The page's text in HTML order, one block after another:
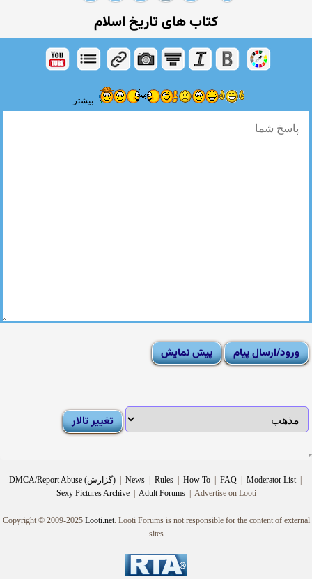
کتاب های تاریخ اسلام
بیشتر...
DMCA/Report Abuse (گزارش) | News | Rules | How To | FAQ | Moderator List |
Sexy Pictures Archive | Adult Forums |Advertise on Looti
Copyright © 2009-2025 Looti.net. Looti Forums is not responsible for the content of external
sites